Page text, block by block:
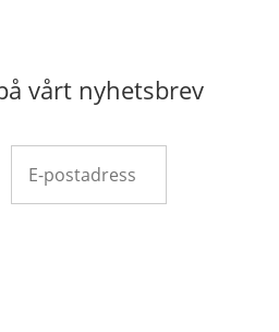
vårt nyhetsbrev